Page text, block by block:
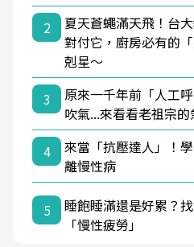
2
夏天蒼蠅滿天飛！台
對付它，廚房必有的
剋星～
3
原來一千年前「人工
吹氣...來看看老祖宗
4
來當「抗壓達人」！
離慢性病
5
睡飽睡滿還是好累？
「慢性疲勞」